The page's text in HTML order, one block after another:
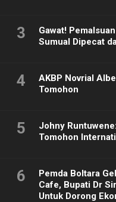
3
Gawat!
Sumual Dipecat
4
AKBP Novrial
Tomohon
5
Johny
Tomohon
6
Pemda Boltara
Cafe, Bupati Dr
Untuk Dorong